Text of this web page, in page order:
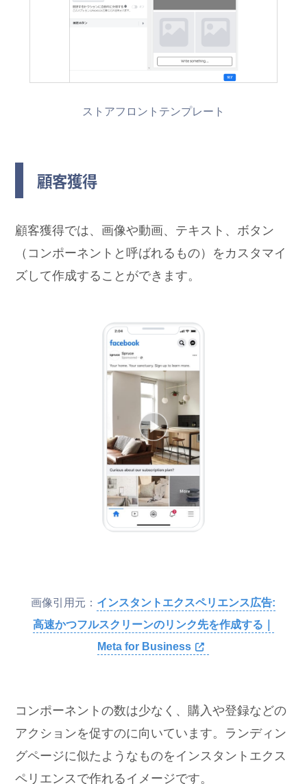
ストアフロントテンプレート
顧客獲得
顧客獲得では、画像や動画、テキスト、ボタン
（コンポーネントと呼ばれるもの）をカスタマイ
ズして作成することができます。
画像引用元： インスタントエクスペリエンス広告:
高速かつフルスクリーンのリンク先を作成する｜
Meta for Business
コンポーネントの数は少なく、購入や登録などの
アクションを促すのに向いています。ランディン
グページに似たようなものをインスタントエクス
ペリエンスで作れるイメージです。